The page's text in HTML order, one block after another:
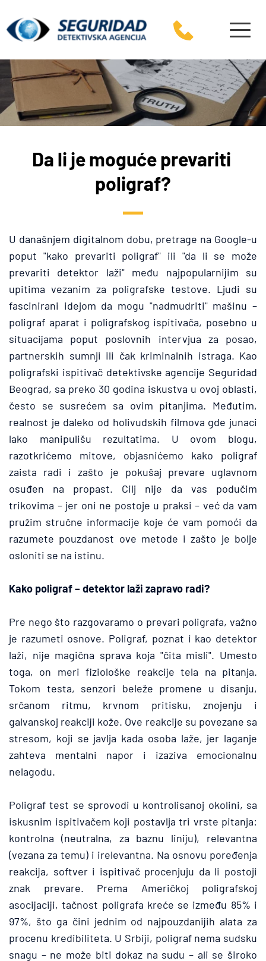
Da li je moguće prevariti
poligraf?
U današnjem digitalnom dobu, pretrage na Google-u
poput "kako prevariti poligraf" ili "da li se može
prevariti detektor laži" među najpopularnijim su
upitima vezanim za poligrafske testove. Ljudi su
fascinirani idejom da mogu "nadmudriti" mašinu –
poligraf aparat i poligrafskog ispitivača, posebno u
situacijama poput poslovnih intervjua za posao,
partnerskih sumnji ili čak kriminalnih istraga. Kao
poligrafski ispitivač detektivske agencije Seguridad
Beograd, sa preko 30 godina iskustva u ovoj oblasti,
često se susrećem sa ovim pitanjima. Međutim,
realnost je daleko od holivudskih filmova gde junaci
lako manipulišu rezultatima. U ovom blogu,
razotkrićemo mitove, objasnićemo kako poligraf
zaista radi i zašto je pokušaj prevare uglavnom
osuđen na propast. Cilj nije da vas podučim
trikovima – jer oni ne postoje u praksi – već da vam
pružim stručne informacije koje će vam pomoći da
razumete pouzdanost ove metode i zašto je bolje
osloniti se na istinu.
Kako poligraf – detektor laži zapravo radi?
Pre nego što razgovaramo o prevari poligrafa, važno
je razumeti osnove. Poligraf, poznat i kao detektor
laži, nije magična sprava koja "čita misli". Umesto
toga, on meri fiziološke reakcije tela na pitanja.
Tokom testa, senzori beleže promene u disanju,
srčanom ritmu, krvnom pritisku, znojenju i
galvanskoj reakciji kože. Ove reakcije su povezane sa
stresom, koji se javlja kada osoba laže, jer laganje
zahteva mentalni napor i izaziva emocionalnu
nelagodu.
Poligraf test se sprovodi u kontrolisanoj okolini, sa
iskusnim ispitivačem koji postavlja tri vrste pitanja:
kontrolna (neutralna, za baznu liniju), relevantna
(vezana za temu) i irelevantna. Na osnovu poređenja
reakcija, softver i ispitivač procenjuju da li postoji
znak prevare. Prema Američkoj poligrafskoj
asocijaciji, tačnost poligrafa kreće se između 85% i
97%, što ga čini jednim od najpouzdanijih alata za
procenu kredibiliteta. U Srbiji, poligraf nema sudsku
snagu – ne može biti dokaz na sudu – ali se široko